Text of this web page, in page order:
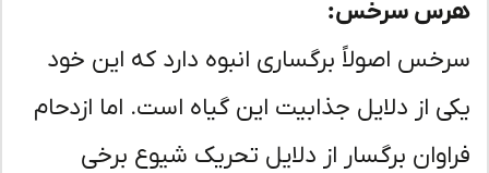
سرخس:
اصولاً برگساری انبوه دارد که این خود
از دلایل جذابیت این گیاه است. اما ازدحام
برگسار از دلایل تحریک شیوع برخی